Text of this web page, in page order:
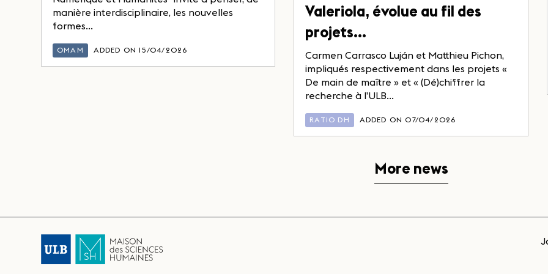
manière interdisciplinaire, les nouvelles
formes...
OMAM ADDED ON 15/04/2026
Valeriola, évolue au fil des
projets…
Carmen Carrasco Luján et Matthieu Pichon,
impliqués respectivement dans les projets «
De main de maître » et « (Dé)chiffrer la
recherche à l’ULB...
RATIO DH ADDED ON 07/04/2026
More news